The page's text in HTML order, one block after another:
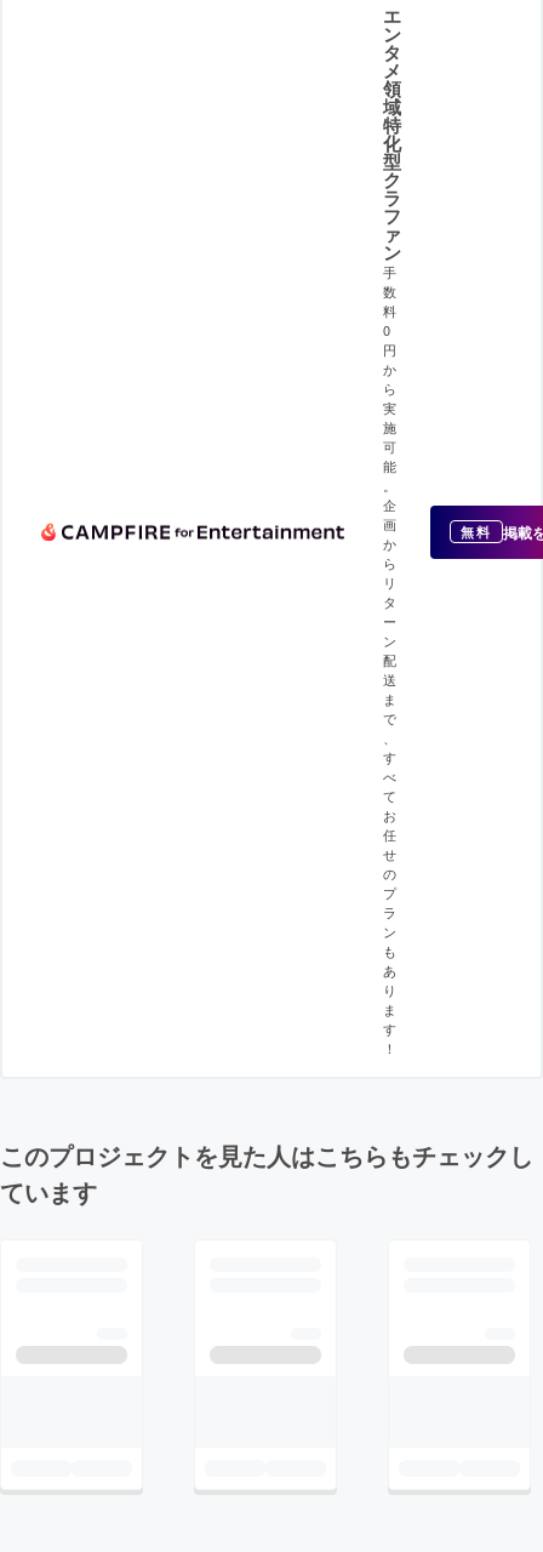
エ
ン
タ
メ
領
域
特
化
型
ク
ラ
フ
ァ
ン
手
数
料
0
円
か
ら
実
施
可
能
企
画
か
ら
リ
タ
ー
ン
配
送
ま
で
す
べ
て
お
任
せ
の
プ
ラ
ン
も
あ
り
ま
す
！
無料 掲載
このプロジェクトを見た人はこちらもチェックし
ています